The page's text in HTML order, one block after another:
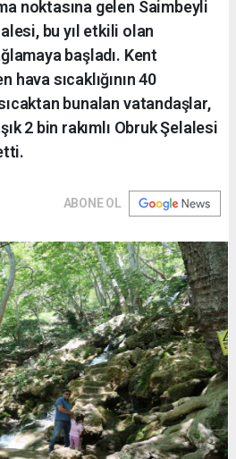
noktasına gelen Saimbeyli
bu yıl etkili olan
başladı. Kent
sıcaklığının 40
bunalan vatandaşlar,
2 bin rakımlı Obruk Şelalesi
ABONE OL